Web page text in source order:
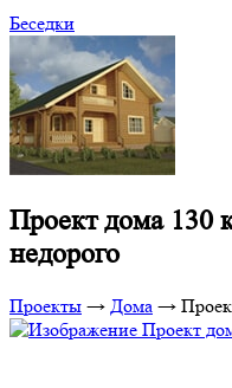
Беседки
Проект дома 130
недорого
Проекты → Дома →